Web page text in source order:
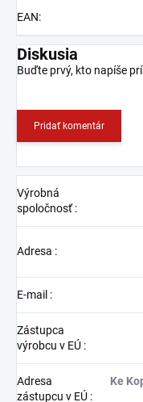
EAN:
Diskusia
Buďte prvý, kto napíše
Pridať komentár
Výrobná
spoločnosť:
Adresa :
E-mail :
Zástupca
výrobcu v EÚ :
Adresa
zástupcu v EÚ :
Ke